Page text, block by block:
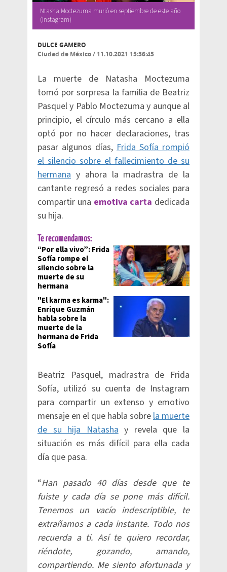
Ntasha Moctezuma murió en septiembre de este año
(Instagram)
DULCE GAMERO
Ciudad de México/ 11.10.2021 15:36:45
La muerte de Natasha Moctezuma
tomó por sorpresa la familia de Beatriz
Pasquel y Pablo Moctezuma y aunque al
principio, el círculo más cercano a ella
optó por no hacer declaraciones, tras
pasar algunos días, Frida Sofía rompió
el silencio sobre el fallecimiento de su
hermana y ahora la madrastra de la
cantante regresó a redes sociales para
compartir una emotiva carta dedicada
su hija.
Te recomendamos:
“Por ella vivo”: Frida
Sofía rompe el
silencio sobre la
muerte de su
hermana
"El karma es karma":
Enrique Guzmán
habla sobre la
muerte de la
hermana de Frida
Sofía
Beatriz Pasquel, madrastra de Frida
Sofía, utilizó su cuenta de Instagram
para compartir un extenso y emotivo
mensaje en el que habla sobrela muerte
de su hija Natashay revela que la
situación es más difícil para ella cada
día que pasa.
“Han pasado 40 días desde que te
fuiste y cada día se pone más difícil.
Tenemos un vacío indescriptible, te
extrañamos a cada instante. Todo nos
recuerda a ti. Así te quiero recordar,
riéndote, gozando, amando,
compartiendo. Me siento afortunada y